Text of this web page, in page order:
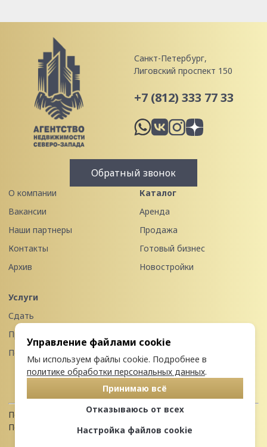
Санкт-Петербург,
Лиговский проспект 150
+7 (812) 333 77 33
Обратный звонок
О компании
Вакансии
Наши партнеры
Контакты
Архив
Каталог
Аренда
Продажа
Готовый бизнес
Новостройки
Услуги
Сдать
Продать
Передать в управление
Политика конфиденциальности
Пользовательское соглашение
Управление файлами cookie
Мы используем файлы cookie. Подробнее в
политике обработки персональных данных.
Принимаю всё
Отказываюсь от всех
Настройка файлов cookie